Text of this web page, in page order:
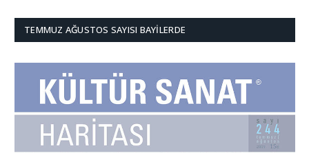
TEMMUZ AĞUSTOS SAYISI BAYILERDE